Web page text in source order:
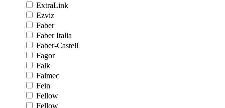
ExtraLink
Ezviz
Faber
Faber Italia
Faber-Castell
Fagor
Falk
Falmec
Fein
Fellow
Fellow